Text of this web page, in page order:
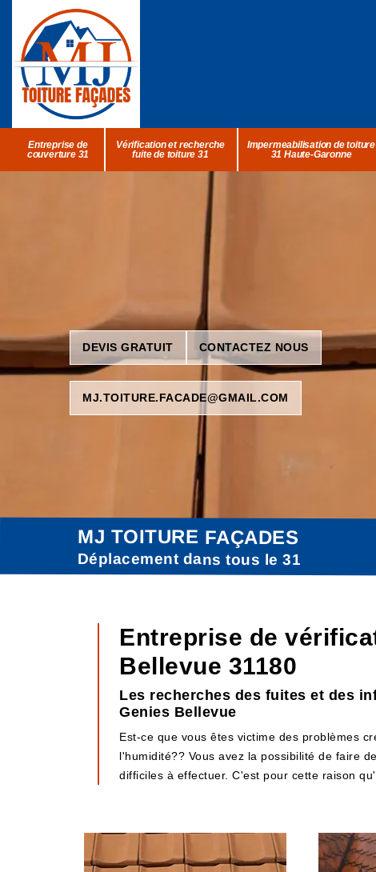
Entreprise de
couverture 31
Vérification et recherche
fuite de toiture 31
Impermeabilisation de toiture
31 Haute-Garonne
DEVIS GRATUIT CONTACTEZ NOUS
MJ.TOITURE.FACADE@GMAIL.COM
MJ TOITURE FAÇADES
Déplacement dans tous le 31
Entreprise de
Bellevue 31180
Les recherches des fuites et des
Genies Bellevue
Est-ce que vous êtes victime des problèmes
l'humidité?? Vous avez la possibilité de faire
difficiles à effectuer. C'est pour cette raison